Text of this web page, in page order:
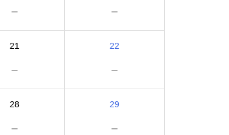
－ －
21
－
22
－
28
－
29
－